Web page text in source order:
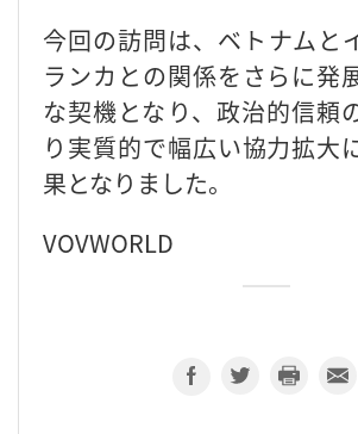
今回の訪問は、ベトナムと
ランカとの関係をさらに発
な契機となり、政治的信頼
り実質的で幅広い協力拡大
果となりました。
VOVWORLD